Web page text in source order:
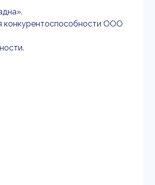
конкурентоспособности ООО